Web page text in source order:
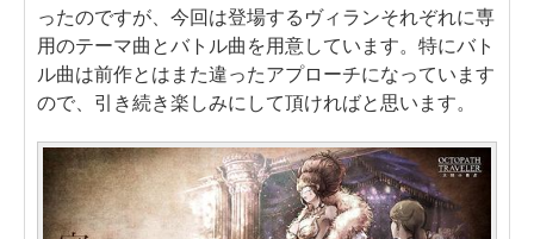
ったのですが、今回は登場するヴィランそれぞれに専
用のテーマ曲とバトル曲を用意しています。特にバト
ル曲は前作とはまた違ったアプローチになっています
ので、引き続き楽しみにして頂ければと思います。